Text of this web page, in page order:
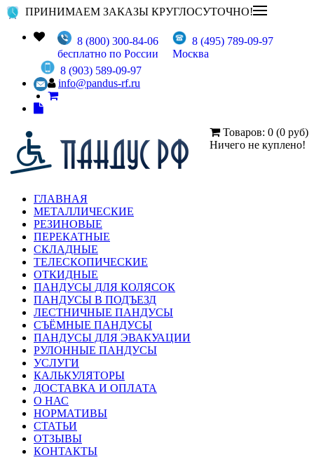
ПРИНИМАЕМ ЗАКАЗЫ КРУГЛОСУТОЧНО!
8 (800) 300-84-06
бесплатно по России
8 (495) 789-09-97
Москва
8 (903) 589-09-97
info@pandus-rf.ru
Товаров: 0 (0 руб)
Ничего не куплено!
ГЛАВНАЯ
МЕТАЛЛИЧЕСКИЕ
РЕЗИНОВЫЕ
ПЕРЕКАТНЫЕ
СКЛАДНЫЕ
ТЕЛЕСКОПИЧЕСКИЕ
ОТКИДНЫЕ
ПАНДУСЫ ДЛЯ КОЛЯСОК
ПАНДУСЫ В ПОДЪЕЗД
ЛЕСТНИЧНЫЕ ПАНДУСЫ
СЪЁМНЫЕ ПАНДУСЫ
ПАНДУСЫ ДЛЯ ЭВАКУАЦИИ
РУЛОННЫЕ ПАНДУСЫ
УСЛУГИ
КАЛЬКУЛЯТОРЫ
ДОСТАВКА И ОПЛАТА
О НАС
НОРМАТИВЫ
СТАТЬИ
ОТЗЫВЫ
КОНТАКТЫ